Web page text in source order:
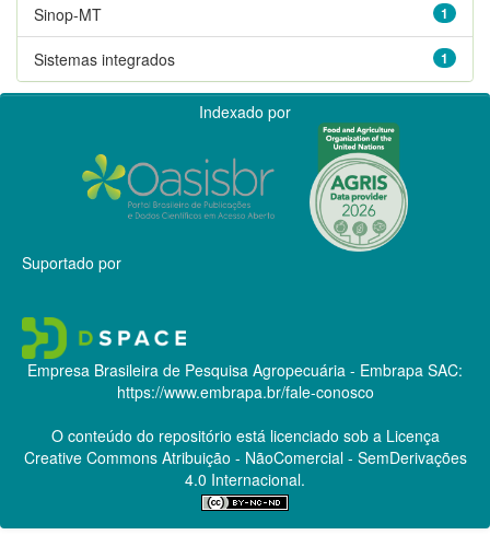
1
Sinop-MT
1
Sistemas integrados
Indexado por
Suportado por
Empresa Brasileira de Pesquisa Agropecuária - Embrapa SAC:
https://www.embrapa.br/fale-conosco
O conteúdo do repositório está licenciado sob a Licença
Creative CommonsAtribuição - NãoComercial - SemDerivações
4.0 Internacional.